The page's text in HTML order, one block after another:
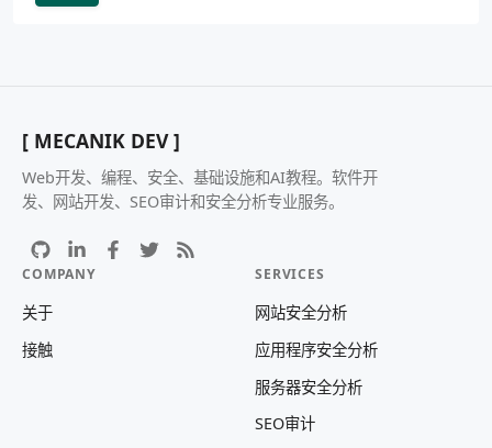
[ MECANIK DEV ]
Web开发、编程、安全、基础设施和AI教程。软件开
发、网站开发、SEO审计和安全分析专业服务。
COMPANY
关于
接触
SERVICES
网站安全分析
应用程序安全分析
服务器安全分析
SEO审计